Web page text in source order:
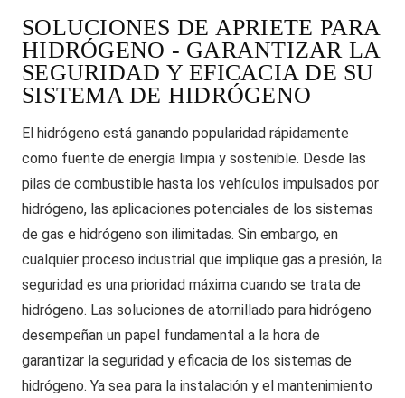
SOLUCIONES DE APRIETE PARA
HIDRÓGENO - GARANTIZAR LA
SEGURIDAD Y EFICACIA DE SU
SISTEMA DE HIDRÓGENO
El hidrógeno está ganando popularidad rápidamente
como fuente de energía limpia y sostenible. Desde las
pilas de combustible hasta los vehículos impulsados por
hidrógeno, las aplicaciones potenciales de los sistemas
de gas e hidrógeno son ilimitadas. Sin embargo, en
cualquier proceso industrial que implique gas a presión, la
seguridad es una prioridad máxima cuando se trata de
hidrógeno. Las soluciones de atornillado para hidrógeno
desempeñan un papel fundamental a la hora de
garantizar la seguridad y eficacia de los sistemas de
hidrógeno. Ya sea para la instalación y el mantenimiento